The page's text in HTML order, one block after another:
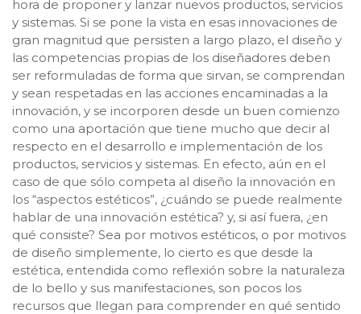
hora de proponer y lanzar nuevos productos, servicios
y sistemas. Si se pone la vista en esas innovaciones de
gran magnitud que persisten a largo plazo, el diseño y
las competencias propias de los diseñadores deben
ser reformuladas de forma que sirvan, se comprendan
y sean respetadas en las acciones encaminadas a la
innovación, y se incorporen desde un buen comienzo
como una aportación que tiene mucho que decir al
respecto en el desarrollo e implementación de los
productos, servicios y sistemas. En efecto, aún en el
caso de que sólo competa al diseño la innovación en
los “aspectos estéticos”, ¿cuándo se puede realmente
hablar de una innovación estética? y, si así fuera, ¿en
qué consiste? Sea por motivos estéticos, o por motivos
de diseño simplemente, lo cierto es que desde la
estética, entendida como reflexión sobre la naturaleza
de lo bello y sus manifestaciones, son pocos los
recursos que llegan para comprender en qué sentido